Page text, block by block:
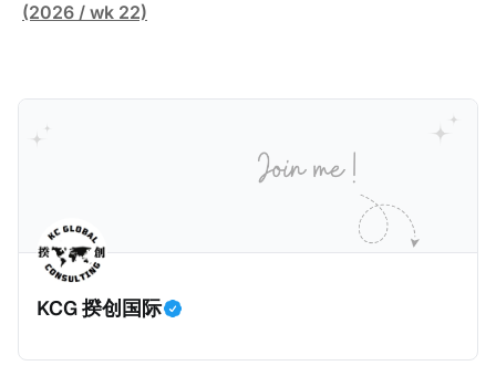
100万美元以上房产征税》（New York Plans Tax on
元且全款购房征收新税，而且未来扩展至纽约州所有售
价超过100万美元的现金购房，包括郊区和北部地区的
房产。新税将为购房价格的1%，由买方支付。纽约市的
这项税收预计就能筹集1.6亿美元，用于填补该市的预算
缺口。 根据非营利组织纽约市社区中心汇编的数据，
2025年上半年纽约市近1.8万笔交易中，全款交易占了
60%以上。报告发现，在曼哈顿，2025年1月至6月期
间，超过300万美元的房产交易中，90%都是全款交易
(2026 / wk 22)
KCG 揆创国际